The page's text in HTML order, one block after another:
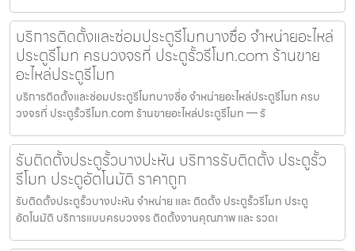
บริการติดตั้งและซ่อมประตูรีโมทบางซื่อ จำหน่ายอะไหล่
ประตูรีโมท ครบวงจรที่ ประตูรั้วรีโมท.com ร้านขาย
อะไหล่ประตูรีโมท
บริการติดตั้งและซ่อมประตูรีโมทบางซื่อ จำหน่ายอะไหล่ประตูรีโมท ครบ
วงจรที่ ประตูรั้วรีโมท.com ร้านขายอะไหล่ประตูรีโมท — รั
รับติดตั้งประตูรั้วบางปะหัน บริการรับติดตั้ง ประตูรั้ว
รีโมท ประตูอัตโนมัติ ราคาถูก
รับติดตั้งประตูรั้วบางปะหัน จำหน่าย และ ติดตั้ง ประตูรั้วรีโมท ประตู
อัตโนมัติ บริการแบบครบวงจร ติดตั้งงานคุณภาพ และ รวดเ